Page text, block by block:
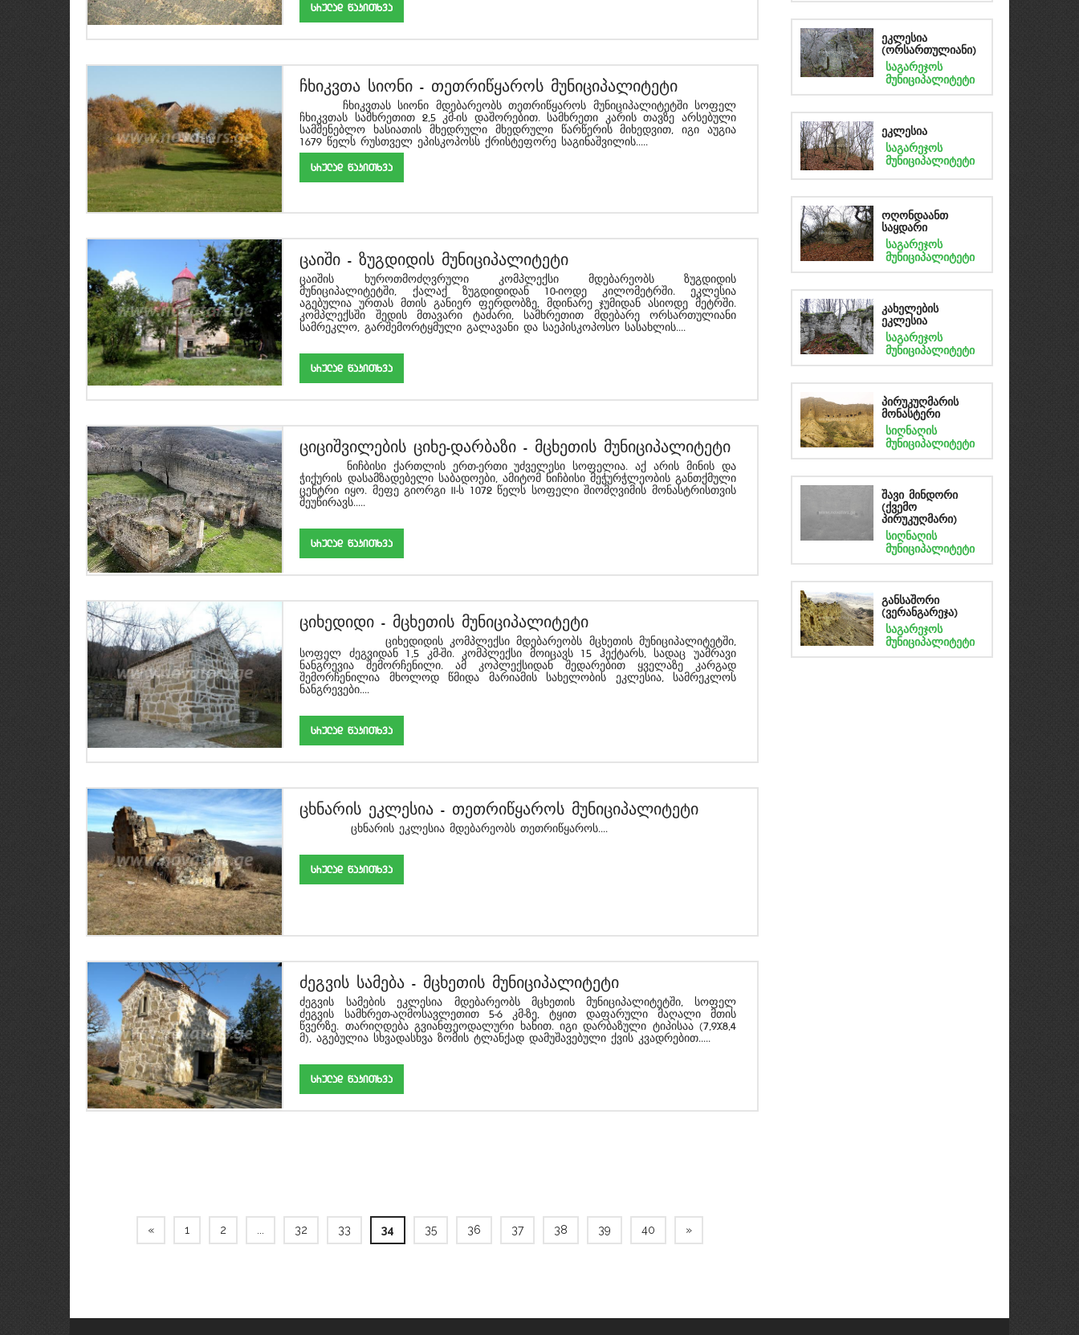
srulad wakiTxva
ჩხიკვთა სიონი - თეთრიწყაროს მუნიციპალიტეტი
ჩხიკვთას სიონი მდებარეობს თეთრიწყაროს მუნიციპალიტეტში სოფელ
ჩხიკვთას სამხრეთით 2,5 კმ-ის დაშორებით. სამხრეთი კარის თავზე არსებული
სამშენებლო ხასიათის მხედრული მხედრული წარწერის მიხედვით, იგი აუგია
1679 წელს რუსთველ ეპისკოპოსს ქრისტეფორე საგინაშვილის.....
srulad wakiTxva
ცაიში -ზუგდიდის მუნიციპალიტეტი
ცაიშის ხუროთმოძღვრული კომპლექსი მდებარეობს ზუგდიდის
მუნიციპალიტეტში, ქალაქ ზუგდიდიდან 10-იოდე კილომეტრში. ეკლესია
აგებულია ურთას მთის განიერ ფერდობზე, მდინარე ჯუმიდან ასიოდე მეტრში.
კომპლექსში შედის მთავარი ტაძარი, სამხრეთით მდებარე ორსართულიანი
სამრეკლო, გარშემორტყმული გალავანი და საეპისკოპოსო სასახლის....
srulad wakiTxva
ციციშვილების ციხე-დარბაზი - მცხეთის მუნიციპალიტეტი
ნიჩბისი ქართლის ერთ-ერთი უძველესი სოფელია. აქ არის მინის და
ჭიქურის დასამზადებელი საბადოები, ამიტომ ნიჩბისი მეჭურჭლეობის განთქმული
ცენტრი იყო. მეფე გიორგი II-ს 1072 წელს სოფელი შიომღვიმის მონასტრისთვის
შეუწირავს.....
srulad wakiTxva
ციხედიდი - მცხეთის მუნიციპალიტეტი
ციხედიდის კომპლექსი მდებარეობს მცხეთის მუნიციპალიტეტში,
სოფელ ძეგვიდან 1,5 კმ-ში. კომპლექსი მოიცავს 15 ჰექტარს, სადაც უამრავი
ნანგრევია შემორჩენილი. ამ კოპლექსიდან შედარებით ყველაზე კარგად
შემორჩენილია მხოლოდ წმიდა მარიამის სახელობის ეკლესია, სამრეკლოს
ნანგრევები....
srulad wakiTxva
ცხნარის ეკლესია - თეთრიწყაროს მუნიციპალიტეტი
ცხნარის ეკლესია მდებარეობს თეთრიწყაროს
srulad wakiTxva
ძეგვის სამება - მცხეთის მუნიციპალიტეტი
ძეგვის სამების ეკლესია მდებარეობს მცხეთის მუნიციპალიტეტში, სოფელ
ძეგვის სამხრეთ-აღმოსავლეთით 5-6 კმ-ზე, ტყით დაფარული მაღალი მთის
წვერზე. თარიღდება გვიანფეოდალური ხანით. იგი დარბაზული ტიპისაა (7,9X8,4
მ), აგებულია სხვადასხვა ზომის ტლანქად დამუშავებული ქვის კვადრებით.....
srulad wakiTxva
« 1 2 32 33 34 35 36 37 38 39 40 »
ეკლესია
(ორსართულიანი)
საგარეჯოს
მუნიციპალიტეტი
ეკლესია
საგარეჯოს
მუნიციპალიტეტი
ოღონდაანთ
საყდარი
საგარეჯოს
მუნიციპალიტეტი
კახელების
ეკლესია
საგარეჯოს
მუნიციპალიტეტი
პირუკუღმარის
მონასტერი
სიღნაღის
მუნიციპალიტეტი
შავი მინდორი
(ქვემო
პირუკუღმარი)
სიღნაღის
მუნიციპალიტეტი
განსაშორი
(ვერანგარეჯა)
საგარეჯოს
მუნიციპალიტეტი